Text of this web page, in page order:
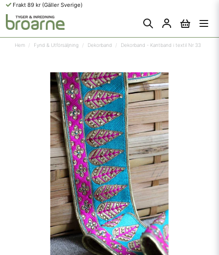
Frakt 89 kr (Gäller Sverige)
Hem Fynd & Utförsäljning Dekorband Dekorband - Kantband i textil Nr 33